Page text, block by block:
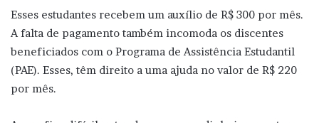
Esses estudantes recebem um auxílio de R$ 300 por mês.
A falta de pagamento também incomoda os discentes
beneficiados com o Programa de Assistência Estudantil
(PAE). Esses, têm direito a uma ajuda no valor de R$ 220
por mês.